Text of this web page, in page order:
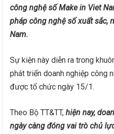
công nghệ số Make in Viet
pháp công nghệ số xuất sắc,
Nam.
Sự kiện này diễn ra trong
phát triển doanh nghiệp công
được tổ chức ngày 15/1.
Theo Bộ TT&TT,hiện nay,
ngày càng đóng vai trò chủ